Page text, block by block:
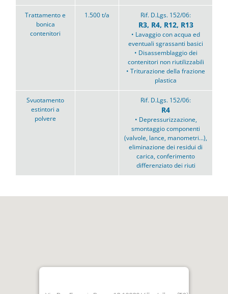
Trattamento e
bonica
contenitori
1.500 t/a Rif. D.Lgs. 152/06:
R3, R4, R12, R13
• Lavaggio con acqua ed
eventuali sgrassanti basici
• Disassemblaggio dei
contenitori non riutilizzabili
• Triturazione della frazione
plastica
Svuotamento
estintori a
polvere
Rif. D.Lgs. 152/06:
R4
• Depressurizzazione,
smontaggio componenti
(valvole, lance, manometri…),
eliminazione dei residui di
carica, conferimento
differenziato dei riuti